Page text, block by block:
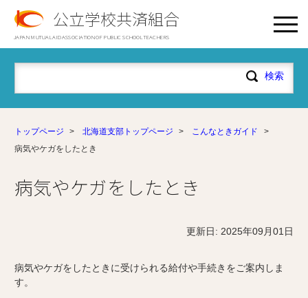
公立学校共済組合
JAPAN MUTUAL AID ASSOCIATION OF PUBLIC SCHOOL TEACHERS
トップページ > 北海道支部トップページ > こんなときガイド
>
病気やケガをしたとき
病気やケガをしたとき
更新日: 2025年09月01日
病気やケガをしたときに受けられる給付や手続きをご案内しま
す。